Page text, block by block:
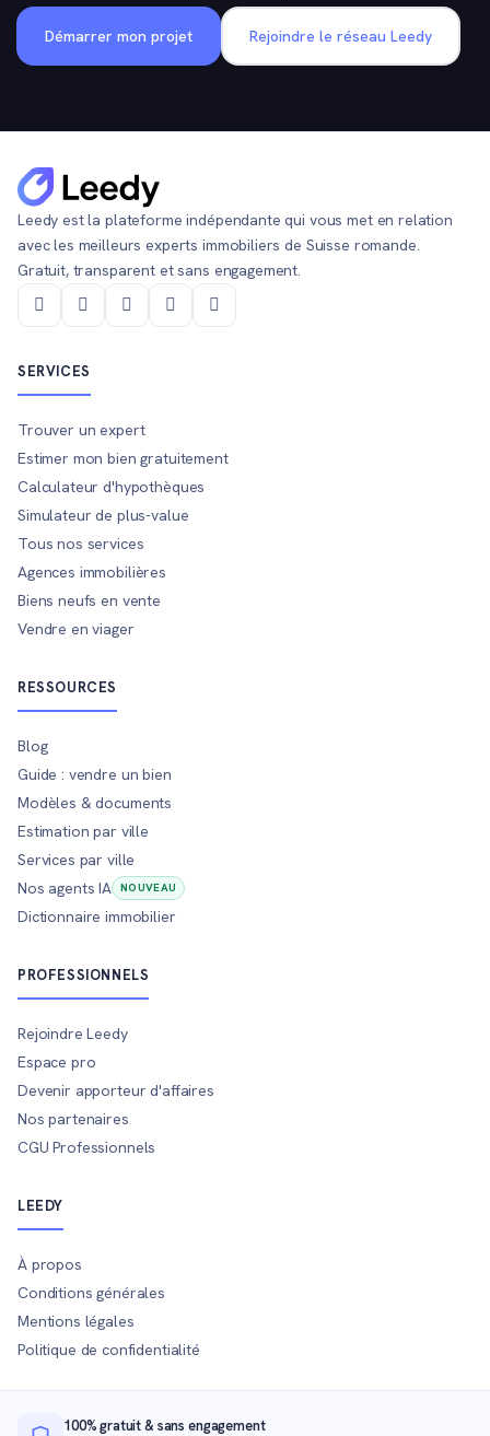
Démarrer mon projet Rejoindre le réseau Leedy
Leedy est la plateforme indépendante qui vous met en relation
avec les meilleurs experts immobiliers de Suisse romande.
Gratuit, transparent et sans engagement.
SERVICES
Trouver un expert
Estimer mon bien gratuitement
Calculateur d'hypothèques
Simulateur de plus-value
Tous nos services
Agences immobilières
Biens neufs en vente
Vendre en viager
RESSOURCES
Blog
Guide : vendre un bien
Modèles & documents
Estimation par ville
Services par ville
Nos agents IA
NOUVEAU
Dictionnaire immobilier
PROFESSIONNELS
Rejoindre Leedy
Espace pro
Devenir apporteur d'affaires
Nos partenaires
CGU Professionnels
LEEDY
À propos
Conditions générales
Mentions légales
Politique de confidentialité
100% gratuit & sans engagement